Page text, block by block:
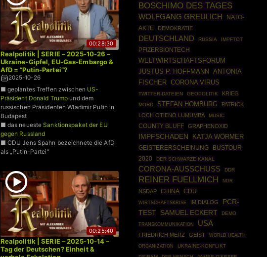
00:28:30
Realpolitik | SERIE – 2025-10-26 –
Ukraine-Gipfel, EU-Gas-Embargo &
AfD = “Putin-Partei”?
2025-10-26
■ geplantes Treffen zwischen US-
Präsident Donald Trump und dem
russischen Präsidenten Wladimir Putin in
Budapest
■ das neueste Sanktionspaket der EU
gegen Russland
■ CDU Jens Spahn bezeichnete die AfD
als „Putin-Partei“
00:25:40
Realpolitik | SERIE – 2025-10-14 –
Tag der Deutschen? Einheit &
BOSCHIMO DES TAGES
WOLFGANG GREULICH
NATO-
AKTE
DEMOKRATIE
DEUTSCHLAND RUSSIA IMPFTOT
PFIZERBIONTECH
WELTWIRTSCHAFTSFORUM
JUSTUS P. HOFFMANN
ANTONIA
FISCHER CORONA VIRUS
TWITTER-DATEIEN GEOPOLITIK KRIEG
MORD STEFAN HOMBURG
PATRICK
LOCH OTIENO LUMUMBA
MUSIC
COUNTY BLUFF GRAPHENOXID
IMPFSCHADEN KATJA WÖRMER
GEISTERERSCHEINUNG
BUSTOUR
2020
DER SCHWARZE KANAL
CORONA-AUSSCHUSS DDR
REINER FUELLMICH NDR
NSDAP CHINA CDU
WIRTSCHAFTSKRISE IM DIALOG
PCR-
TEST
SAMUEL ECKERT DEMO
TRANSKOMMUNIKATION USA
FRIEDRICH MERZ GEIST
WORLD HEALTH
ORGANIZATION
UKRAINE-KONFLIKT